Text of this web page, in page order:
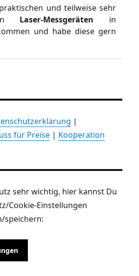
und teilweise sehr
Laser-Messgeräten in
und habe diese gern
|
für Preise | Kooperation
sehr wichtig, hier kannst Du
Cookie-Einstellungen
speichern: